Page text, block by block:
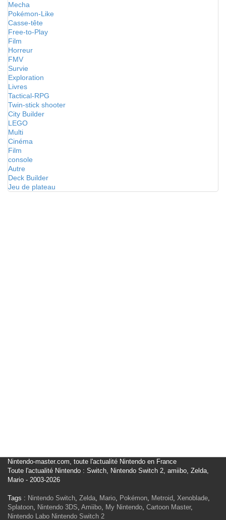
Mecha
Pokémon-Like
Casse-tête
Free-to-Play
Film
Horreur
FMV
Survie
Exploration
Livres
Tactical-RPG
Twin-stick shooter
City Builder
LEGO
Multi
Cinéma
Film
console
Autre
Deck Builder
Jeu de plateau
Nintendo-master.com, toute l'actualité Nintendo en France
Toute l'actualité Nintendo : Switch, Nintendo Switch 2, amiibo, Zelda,
Mario - 2003-2026
Tags : Nintendo Switch, Zelda, Mario, Pokémon, Metroid, Xenoblade,
Splatoon, Nintendo 3DS, Amiibo, My Nintendo, Cartoon Master,
Nintendo Labo Nintendo Switch 2